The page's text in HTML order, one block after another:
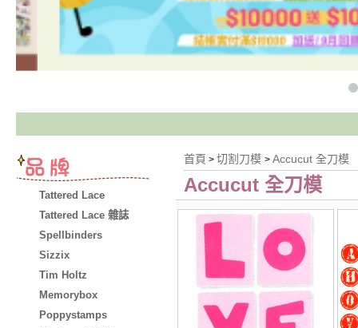
Tattered Lace
Tattered Lace 雜誌
Spellbinders
Sizzix
Tim Holtz
Memorybox
Poppystamps
首頁 > 切割刀模 > Accucut 全刀模
Accucut 全刀模